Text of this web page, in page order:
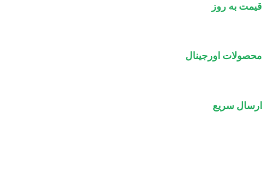
قیمت به روز
محصولات اورجینال
ارسال سریع